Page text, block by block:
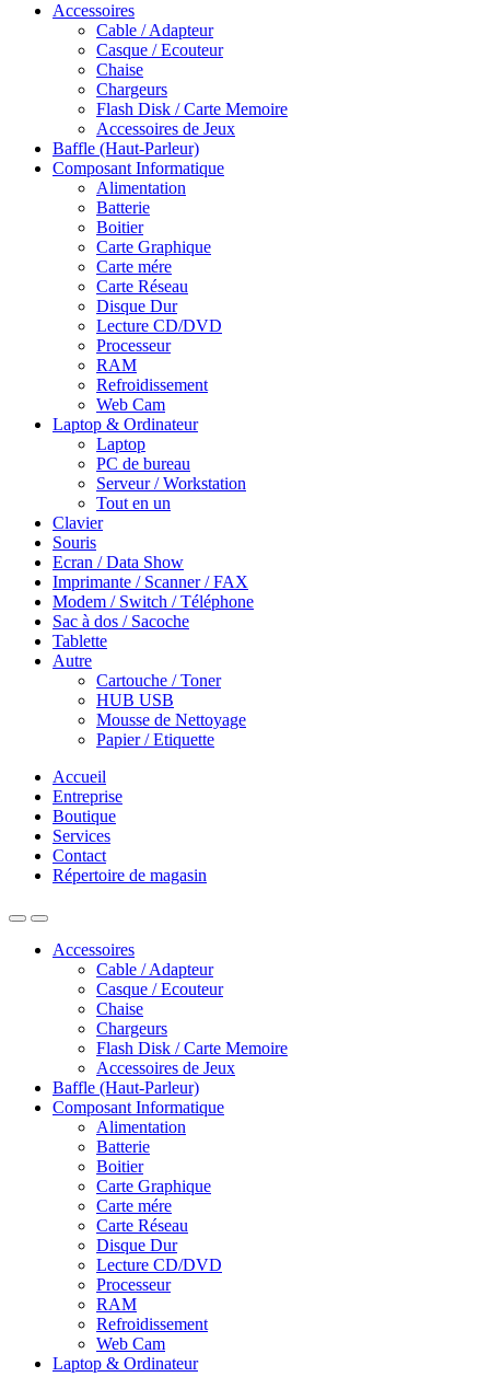
Accessoires
Cable / Adapteur
Casque / Ecouteur
Chaise
Chargeurs
Flash Disk / Carte Memoire
Accessoires de Jeux
Baffle (Haut-Parleur)
Composant Informatique
Alimentation
Batterie
Boitier
Carte Graphique
Carte mére
Carte Réseau
Disque Dur
Lecture CD/DVD
Processeur
RAM
Refroidissement
Web Cam
Laptop & Ordinateur
Laptop
PC de bureau
Serveur / Workstation
Tout en un
Clavier
Souris
Ecran / Data Show
Imprimante / Scanner / FAX
Modem / Switch / Téléphone
Sac à dos / Sacoche
Tablette
Autre
Cartouche / Toner
HUB USB
Mousse de Nettoyage
Papier / Etiquette
Accueil
Entreprise
Boutique
Services
Contact
Répertoire de magasin
Accessoires
Cable / Adapteur
Casque / Ecouteur
Chaise
Chargeurs
Flash Disk / Carte Memoire
Accessoires de Jeux
Baffle (Haut-Parleur)
Composant Informatique
Alimentation
Batterie
Boitier
Carte Graphique
Carte mére
Carte Réseau
Disque Dur
Lecture CD/DVD
Processeur
RAM
Refroidissement
Web Cam
Laptop & Ordinateur